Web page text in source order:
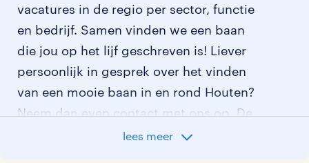
vacatures in de regio per sector, functie
en bedrijf. Samen vinden we een baan
die jou op het lijf geschreven is! Liever
persoonlijk in gesprek over het vinden
van een mooie baan in en rond Houten?
Neem dan even contact met ons op. De
contactgegevens van ons
lees meer